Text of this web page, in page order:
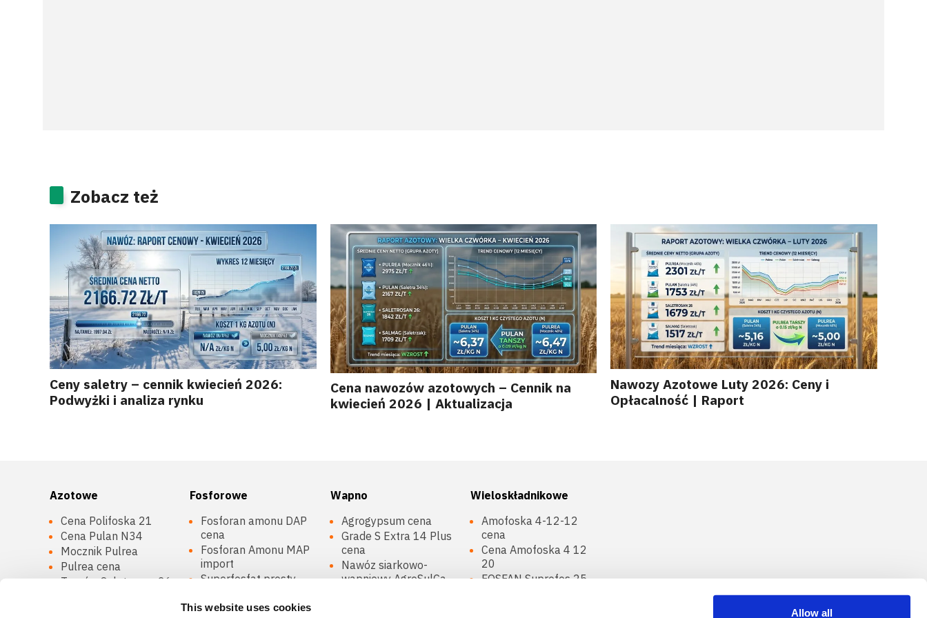
This website uses cookies Allow all
Zobacz też
Ceny saletry – cennik kwiecień 2026:
Podwyżki i analiza rynku
Cena nawozów azotowych – Cennik na
kwiecień 2026 | Aktualizacja
Nawozy Azotowe Luty 2026: Ceny i
Opłacalność | Raport
Azotowe
Cena Polifoska 21
Cena Pulan N34
Mocznik Pulrea
Pulrea cena
Tarnów Saletrosan 26
Fosforowe
Fosforan amonu DAP
cena
Fosforan Amonu MAP
import
Superfosfat prosty
Wapno
Agrogypsum cena
Grade S Extra 14 Plus
cena
Nawóz siarkowo-
wapniowy AgroSulCa
Wieloskładnikowe
Amofoska 4-12-12
cena
Cena Amofoska 4 12
20
FOSFAN Suprofos 25